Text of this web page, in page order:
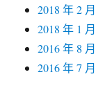
2018 年 2 月
2018 年 1 月
2016 年 8 月
2016 年 7 月